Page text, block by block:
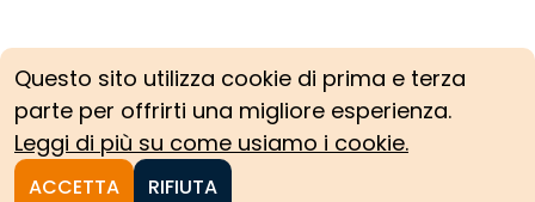
Questo sito utilizza cookie di prima e terza
parte per offrirti una migliore esperienza.
Leggi di più su come usiamo i cookie.
ACCETTA RIFIUTA